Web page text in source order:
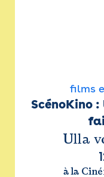
films
ScénoKino
Ulla
à la